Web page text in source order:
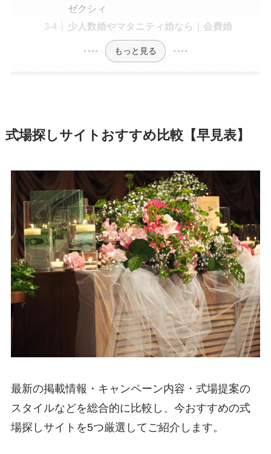
ゼクシィ
少人数婚やマタニティ婚なら｜会費婚
もっと見る
式場探しサイトおすすめ比較【早見表】
最新の掲載情報・キャンペーン内容・式場提案の
スタイルなどを総合的に比較し、今おすすめの式
場探しサイトを5つ厳選してご紹介します。